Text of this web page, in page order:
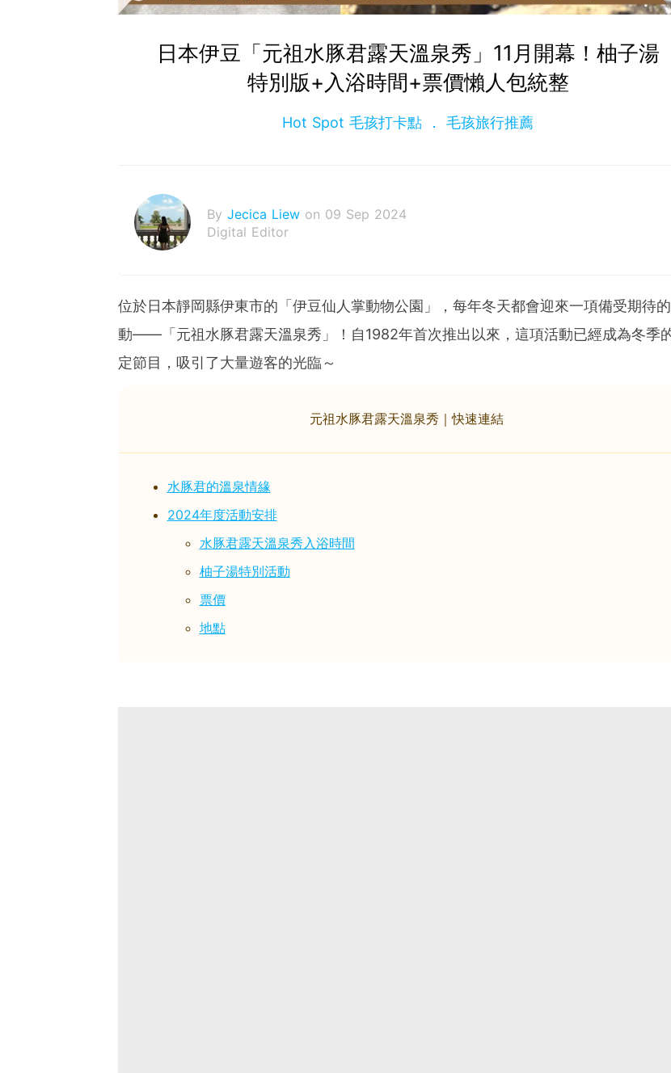
日本伊豆「元祖水豚君露天溫泉秀」11月開幕！柚子湯
特別版+入浴時間+票價懶人包統整
Hot Spot 毛孩打卡點 毛孩旅行推薦
By Jecica Liew on 09 Sep 2024
Digital Editor
位於日本靜岡縣伊東市的「伊豆仙人掌動物公園」，每年冬天都會迎來一項備受期待
動——「元祖水豚君露天溫泉秀」！自1982年首次推出以來，這項活動已經成為冬季
定節目，吸引了大量遊客的光臨～
元祖水豚君露天溫泉秀｜快速連結
水豚君的溫泉情緣
2024年度活動安排
水豚君露天溫泉秀入浴時間
柚子湯特別活動
票價
地點